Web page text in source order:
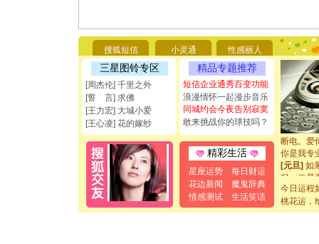
搜狐短信 小灵通 性感丽人
三星图铃专区
[周杰伦] 千里之外
[誓 言] 求佛
[王力宏] 大城小爱
[王心凌] 花的嫁纱
精品专题推荐
短信企业通秀百变功能
浪漫情怀一起漫步音乐
同城约会今夜告别寂寞
敢来挑战你的球技吗？
精彩生活
星座运势
每日财运
花边新闻
魔鬼辞典
情感测试
生活笑话
[圣诞节]
你太多，
要平安
[圣诞节]
能正大光
都要快乐
[圣诞节]
如意,快
[元旦]看
断电。爱
你是我专
[元旦] 如
起；二是
离。水晶
[元旦]当
泣，这痛
今日运程
桃花运，